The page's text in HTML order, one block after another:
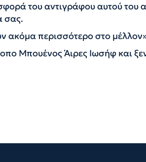
του αντιγράφου αυτού του
σας.
ακόμα περισσότερο στο
Μπουένος Άιρες Ιωσήφ και